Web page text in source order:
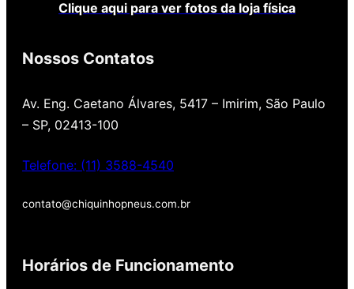
Clique aqui para ver fotos da loja física
Europeu de qualidade!
Nossos Contatos
Av. Eng. Caetano Álvares, 5417 – Imirim, São Paulo
– SP, 02413-100
Telefone: (11) 3588-4540
contato@chiquinhopneus.com.br
Horários de Funcionamento